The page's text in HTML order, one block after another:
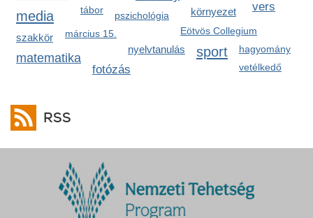
vers
környezet
tábor pszichológia
media
Eötvös Collegium
március 15.
nyelvtanulás
szakkör
sport
matematika
hagyomány
vetélkedő
fotózás
RSS